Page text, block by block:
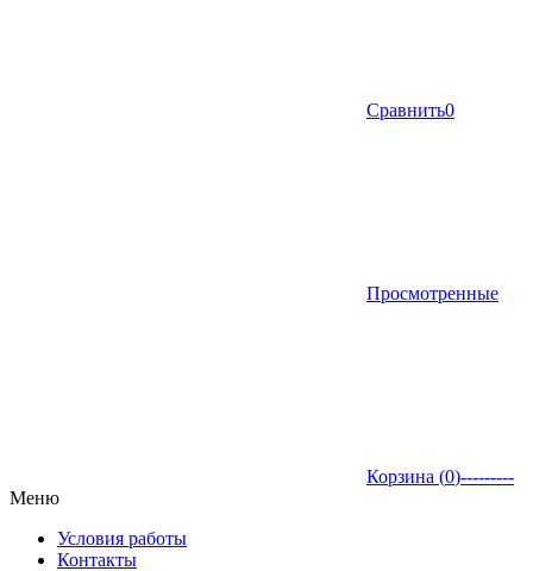
Сравнить0
Просмотренные
Корзина (0)---------
Меню
Условия работы
Контакты